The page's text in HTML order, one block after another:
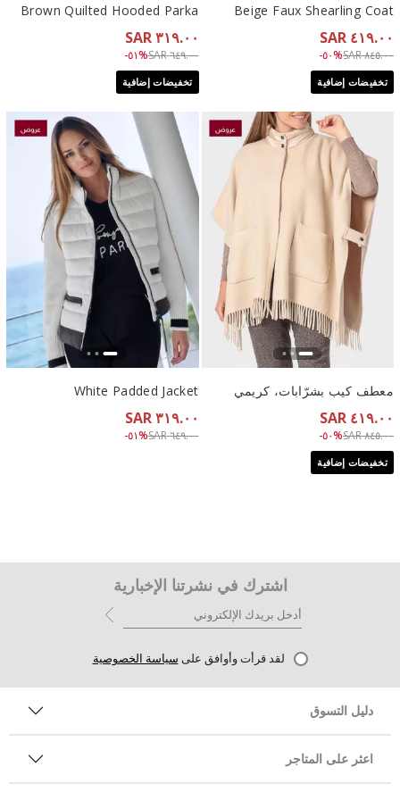
Beige Faux Shearling Coat
٤١٩.٠٠ SAR
Price reduced from
٨٤٥.٠٠ SAR to ٤١٩.٠٠ SAR
%٥٠-
تخفيضات إضافية
Brown Quilted Hooded Parka
٣١٩.٠٠ SAR
Price reduced from
٦٤٩.٠٠ SAR to ٣١٩.٠٠ SAR
%٥١-
تخفيضات إضافية
معطف كيب بشرّابات، كريمي
٤١٩.٠٠ SAR
Price reduced from
٨٤٥.٠٠ SAR to ٤١٩.٠٠ SAR
%٥٠-
تخفيضات إضافية
White Padded Jacket
٣١٩.٠٠ SAR
Price reduced from
٦٤٩.٠٠ SAR to ٣١٩.٠٠ SAR
%٥١-
اشترك في نشرتنا الإخبارية
لقد قرأت وأوافق على سياسة الخصوصية
دليل التسوق
اعثر على المتاجر